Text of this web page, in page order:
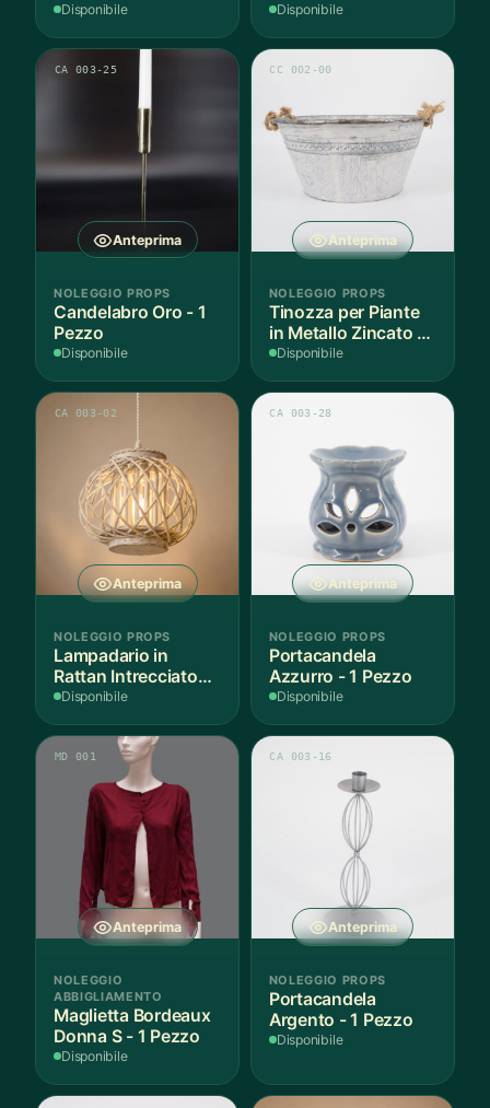
Disponibile Disponibile
Anteprima
CA 003-25
NOLEGGIO PROPS
Candelabro Oro - 1
Pezzo
Disponibile
Anteprima
CC 002-00
NOLEGGIO PROPS
Tinozza per Piante
in Metallo Zincato -
1 Pezzo
Disponibile
Anteprima
CA 003-02
NOLEGGIO PROPS
Lampadario in
Rattan Intrecciato
Bianco
Disponibile
Anteprima
CA 003-28
NOLEGGIO PROPS
Portacandela
Azzurro - 1 Pezzo
Disponibile
Anteprima
MD 001
NOLEGGIO
ABBIGLIAMENTO
Maglietta Bordeaux
Donna S - 1 Pezzo
Disponibile
Anteprima
CA 003-16
NOLEGGIO PROPS
Portacandela
Argento - 1 Pezzo
Disponibile